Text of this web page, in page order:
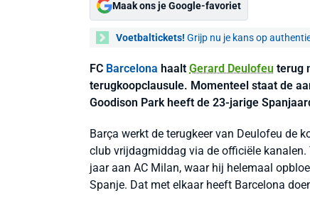
Maak ons je Google-favoriet
Voetbaltickets! Grijp nu je kans op
FC Barcelona haalt Gerard Deulofeu terug
terugkoopclausule. Momenteel staat de
Goodison Park heeft de 23-jarige
Barça werkt de terugkeer van Deulofeu de
club vrijdagmiddag via de officiële
jaar aan AC Milan, waar hij helemaal
Spanje. Dat met elkaar heeft Barcelona